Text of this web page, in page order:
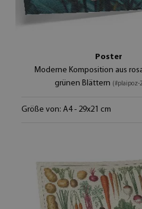
Poster
Moderne Komposition aus
grünen Blättern (#plaipoz-
Größe von: A4 - 29x21 cm